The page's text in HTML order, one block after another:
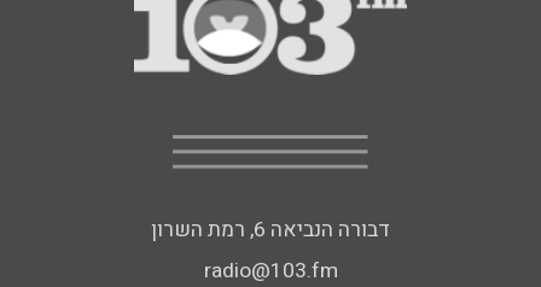
דבורה הנביאה 6, רמת השרון
radio@103.fm